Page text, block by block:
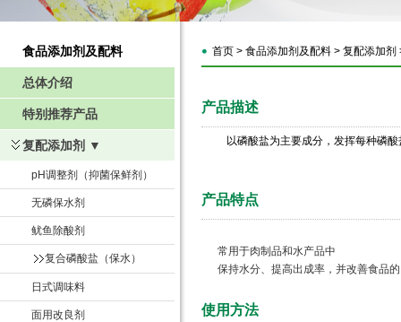
食品添加剂及配料
总体介绍
特别推荐产品
复配添加剂 ▼
pH调整剂（抑菌保鲜剂）
无磷保水剂
鱿鱼除酸剂
复合磷酸盐（保水）
日式调味料
面用改良剂
首页 > 食品添加剂及配料 > 复配添加剂
产品描述
以磷酸盐为主要成分，发挥每种磷
产品特点
常用于肉制品和水产品中
保持水分、提高出成率，并改善食品的
使用方法